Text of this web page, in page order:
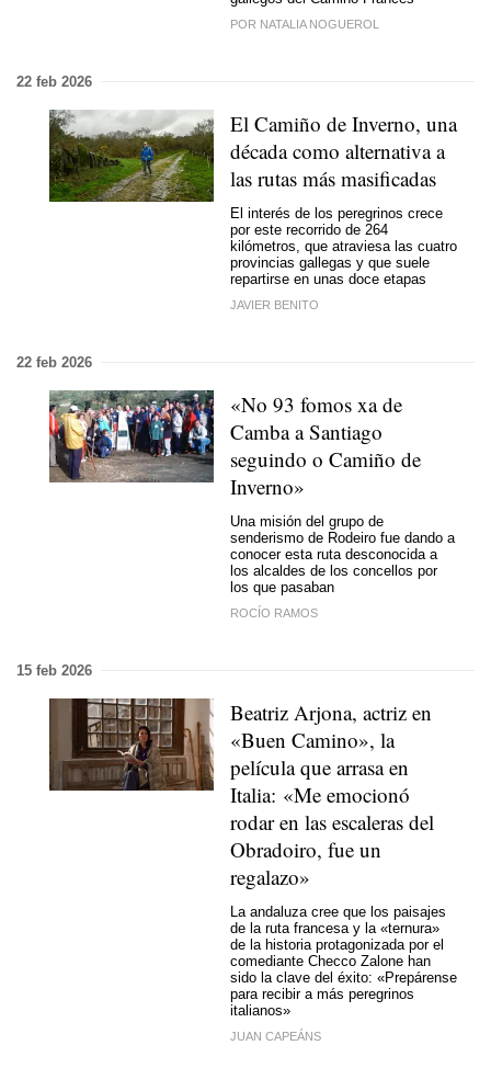
POR NATALIA NOGUEROL
22 feb 2026
El Camiño de Inverno, una
década como alternativa a
las rutas más masificadas
El interés de los peregrinos crece
por este recorrido de 264
kilómetros, que atraviesa las cuatro
provincias gallegas y que suele
repartirse en unas doce etapas
JAVIER BENITO
22 feb 2026
«No 93 fomos xa de
Camba a Santiago
seguindo o Camiño de
Inverno»
Una misión del grupo de
senderismo de Rodeiro fue dando a
conocer esta ruta desconocida a
los alcaldes de los concellos por
los que pasaban
ROCÍO RAMOS
15 feb 2026
Beatriz Arjona, actriz en
«Buen Camino», la
película que arrasa en
Italia: «Me emocionó
rodar en las escaleras del
Obradoiro, fue un
regalazo»
La andaluza cree que los paisajes
de la ruta francesa y la «ternura»
de la historia protagonizada por el
comediante Checco Zalone han
sido la clave del éxito: «Prepárense
para recibir a más peregrinos
italianos»
JUAN CAPEÁNS